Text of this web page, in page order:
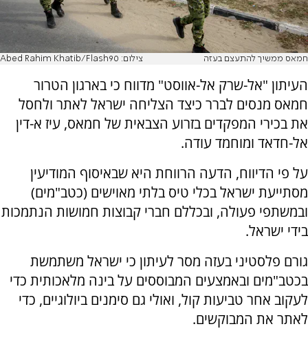
חמאס ממשיך להתעצם בעזה צילום: Abed Rahim Khatib/Flash90
העיתון "אל-שרק אל-אווסט" מדווח כי בארגון הטרור
חמאס מנסים לברר כיצד הצליחה ישראל לאתר ולחסל
את בכירי המפקדים בזרוע הצבאית של חמאס, עיז א-דין
אל-חדאד ומוחמד עודה.
על פי הדיווח, הדעה הרווחת היא שבאיסוף המודיעין
מסתייעת ישראל בכלי טיס בלתי מאוישים (כטב"מים)
ובמשתפי פעולה, ובכללם חברי קבוצות חמושות הנתמכות
בידי ישראל.
גורם פלסטיני בעזה מסר לעיתון כי ישראל משתמשת
בכטב"מים ובאמצעים המבוססים על בינה מלאכותית כדי
לעקוב אחר טביעות קול, ואולי גם סימנים ביולוגיים, כדי
לאתר את המבוקשים.